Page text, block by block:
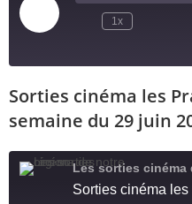
1x
RSS FEED
SHARE
EMBED
Sorties cinéma les
semaine du 29 juin
Les sorties cinéma